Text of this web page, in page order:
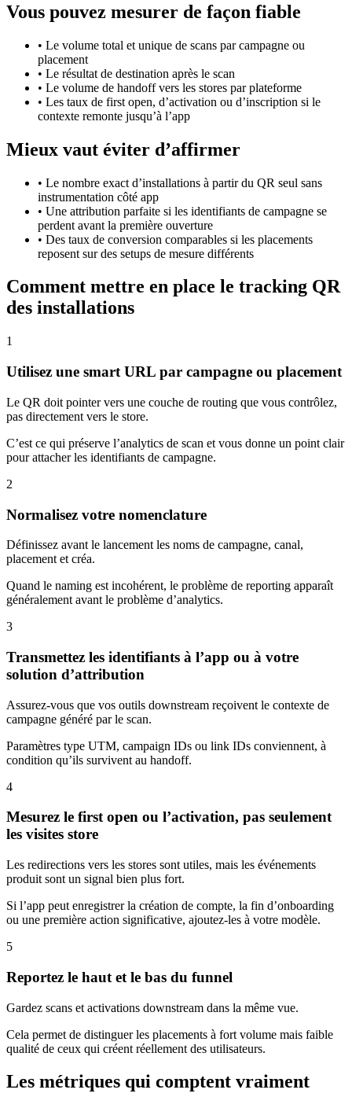
Vous pouvez mesurer de façon fiable
• Le volume total et unique de scans par campagne ou
placement
• Le résultat de destination après le scan
• Le volume de handoff vers les stores par plateforme
• Les taux de first open, d’activation ou d’inscription si le
contexte remonte jusqu’à l’app
Mieux vaut éviter d’affirmer
• Le nombre exact d’installations à partir du QR seul sans
instrumentation côté app
• Une attribution parfaite si les identifiants de campagne se
perdent avant la première ouverture
• Des taux de conversion comparables si les placements
reposent sur des setups de mesure différents
Comment mettre en place le tracking QR
des installations
1
Utilisez une smart URL par campagne ou placement
Le QR doit pointer vers une couche de routing que vous contrôlez,
pas directement vers le store.
C’est ce qui préserve l’analytics de scan et vous donne un point clair
pour attacher les identifiants de campagne.
2
Normalisez votre nomenclature
Définissez avant le lancement les noms de campagne, canal,
placement et créa.
Quand le naming est incohérent, le problème de reporting apparaît
généralement avant le problème d’analytics.
3
Transmettez les identifiants à l’app ou à votre
solution d’attribution
Assurez-vous que vos outils downstream reçoivent le contexte de
campagne généré par le scan.
Paramètres type UTM, campaign IDs ou link IDs conviennent, à
condition qu’ils survivent au handoff.
4
Mesurez le first open ou l’activation, pas seulement
les visites store
Les redirections vers les stores sont utiles, mais les événements
produit sont un signal bien plus fort.
Si l’app peut enregistrer la création de compte, la fin d’onboarding
ou une première action significative, ajoutez-les à votre modèle.
5
Reportez le haut et le bas du funnel
Gardez scans et activations downstream dans la même vue.
Cela permet de distinguer les placements à fort volume mais faible
qualité de ceux qui créent réellement des utilisateurs.
Les métriques qui comptent vraiment